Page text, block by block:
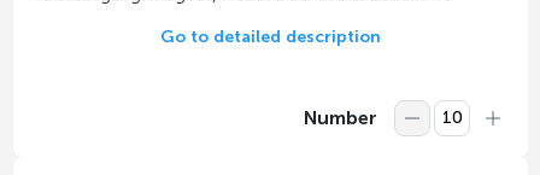
Go to detailed description
Number